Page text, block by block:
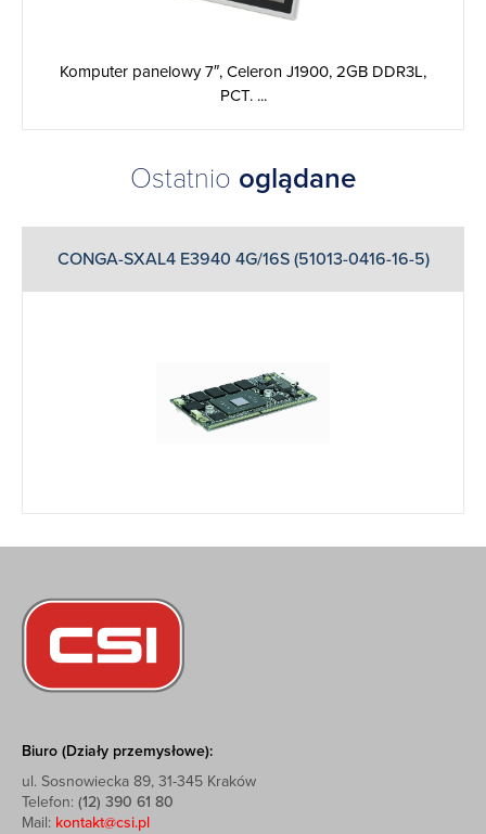
Komputer panelowy 7″, Celeron J1900, 2GB DDR3L,
PCT. ...
Ostatnio oglądane
CONGA-SXAL4 E3940 4G/16S (51013-0416-16-5)
Biuro (Działy przemysłowe):
ul. Sosnowiecka 89, 31-345 Kraków
Telefon: (12) 390 61 80
Mail: kontakt@csi.pl